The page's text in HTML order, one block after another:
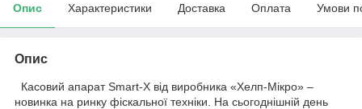
Опис Характеристики Доставка Оплата Умови
Опис
Касовий апарат Smart-X від виробника «Хелп-Мікро» –
новинка на ринку фіскальної техніки. На сьогоднішній день